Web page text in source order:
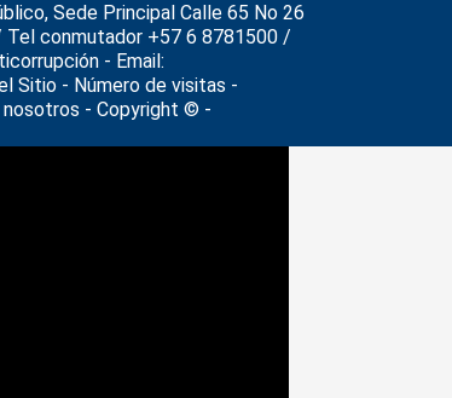
Sede Principal Calle 65 No 26
Tel conmutador +57 6 8781500 /
- Email:
Sitio - Número de visitas -
- Copyright © -